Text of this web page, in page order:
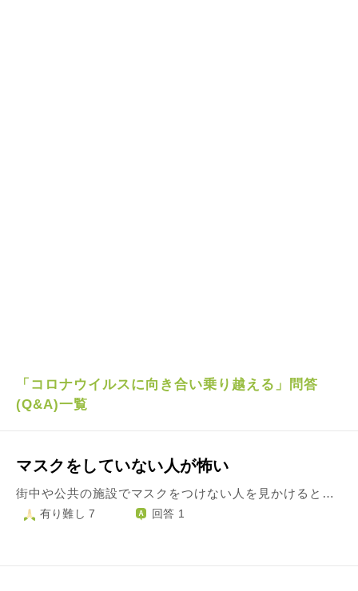
「コロナウイルスに向き合い乗り越える」問答
(Q&A)一覧
マスクをしていない人が怖い
街中や公共の施設でマスクをつけない人を見かけると恐怖と不快な気持ちに襲われます。 （身体やメンタル的に着用できない人は除く） 正直、感染云々はそこまで強くは気にしていないのですが、理由は以下だなと自己分析しています。 ・マスク着用を促されている公共の場（駅、電車、商業施設、きちんとしたレストランなど）で頑なにマスクをしない人の自分勝手さ、周りへの配慮のなさに不快。 ・ノーマスクの人が歩きタバコや騒音、たむろ、路上飲みなどしているのを見かけることが多く、治安悪化を感じて怖い ・そういう層に会わないようきちんとしたレストランやラウンジに行くようにしても、ノーマスクで入ってきてスタッフとマスク着用で揉めているのを見て気分台無しになることが何度かあった ・いつも行くスーパーやカフェに反ワクチン＆ノーマスク主義で有名な男が入り浸っているらしく、本人がそれを「今日も◯◯にノーマスクで行ってやった」などと誇らしげにツイートしているのを見つけてしまい、生活圏内にそんなやばい人がいるのが恐怖 ・ノーマスク反ワクチン派の人の暴言やモラルのない行為がTwitterで回ってきてますます嫌悪感 気にしないようにしよう、または彼らにも価値観や事情があるんだと割り切ろうとしましたが、無理でした。いよいよ例のスーパーにすら行きたくなくなり、わざわざ20分も遠い別のスーパーに行ってます。 また、お出かけした先にそうした人は必ずいるので、お出かけすら怖くなっています。 Twitterは仕事上、必ず毎日見なくてはならない＆すぐには引っ越しもできず、毎日「今日は変な人に会わないといいな」とビクビクしながら過ごしています。 ちなみに体調や病気などでマスクをつけられない人には何も思いません。そういう人は騒がず静かにしていますし、顔つきや雰囲気で何となく事情があるんだなと分かります。 過敏になっているのも自覚はありますが、一年くらいこの調子で… 何か良い考え方はあるでしょうか？
有り難し 7 回答 1